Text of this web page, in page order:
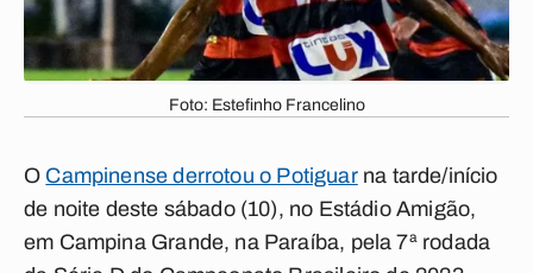
Foto: Estefinho Francelino
O Campinense derrotou o Potiguarna tarde/início
de noite deste sábado (10), no Estádio Amigão,
em Campina Grande, na Paraíba, pela 7ª rodada